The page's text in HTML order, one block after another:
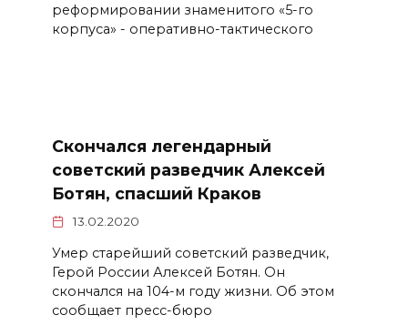
реформировании знаменитого «5-го
корпуса» - оперативно-тактического
Скончался легендарный
советский разведчик Алексей
Ботян, спасший Краков
13.02.2020
Умер старейший советский разведчик,
Герой России Алексей Ботян. Он
скончался на 104-м году жизни. Об этом
сообщает пресс-бюро